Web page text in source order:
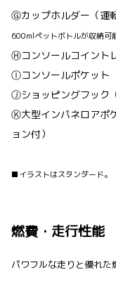
Ⓖカップホルダー（運
600mlペットボトルが収納可
Ⓗコンソールコイント
Ⓘコンソールポケット
Ⓙショッピングフック
Ⓚ大型インパネロアポ
ョン付）
■イラストはスタンダード。
燃費・走行性能
パワフルな走りと優れた